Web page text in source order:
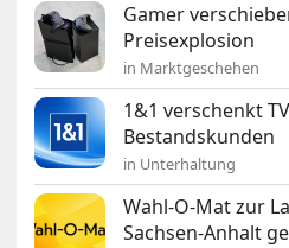
Gamer
Preisexplosion
in Marktgeschehen
1&1 verschenkt
Bestandskunden
in Unterhaltung
Wahl-O-Mat zur
Sachsen-Anhalt